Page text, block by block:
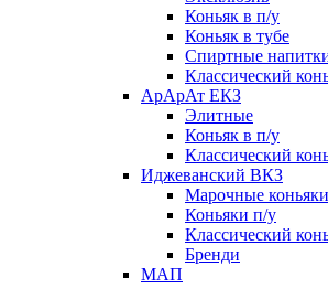
Коньяк в п/у
Коньяк в тубе
Спиртные
Классический
АрАрАт ЕКЗ
Элитные
Коньяк в п/у
Классический
Иджеванский ВКЗ
Марочные коньяки
Коньяки п/у
Классический
Бренди
МАП